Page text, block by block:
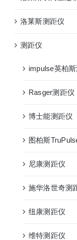
洛莱斯测距仪
测距仪
impulse英柏
Rasger测距仪
博士能测距仪
图柏斯
尼康测距仪
施华洛世奇测
纽康测距仪
维特测距仪